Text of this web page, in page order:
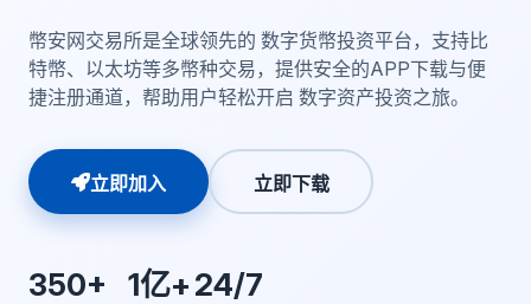
幣安网交易所是全球领先的 数字货幣投资平台，支持比
特幣、以太坊等多幣种交易，提供安全的APP下载与便
捷注册通道，帮助用户轻松开启 数字资产投资之旅。
立即加入 立即下载
350+ 1亿+24/7